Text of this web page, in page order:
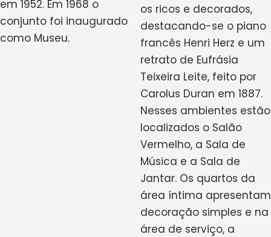
em 1952. Em 1968 o
conjunto foi inaugurado
como Museu.
os ricos e decorados,
destacando-se o piano
francês Henri Herz e um
retrato de Eufrásia
Teixeira Leite, feito por
Carolus Duran em 1887.
Nesses ambientes estão
localizados o Salão
Vermelho, a Sala de
Música e a Sala de
Jantar. Os quartos da
área íntima apresentam
decoração simples e na
área de serviço, a